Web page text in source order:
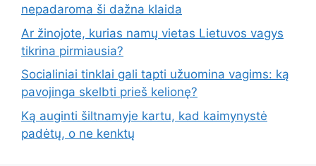
nepadaroma ši dažna klaida
Ar žinojote, kurias namų vietas Lietuvos vagys
tikrina pirmiausia?
Socialiniai tinklai gali tapti užuomina vagims: ką
pavojinga skelbti prieš kelionę?
Ką auginti šiltnamyje kartu, kad kaimynystė
padėtų, o ne kenktų